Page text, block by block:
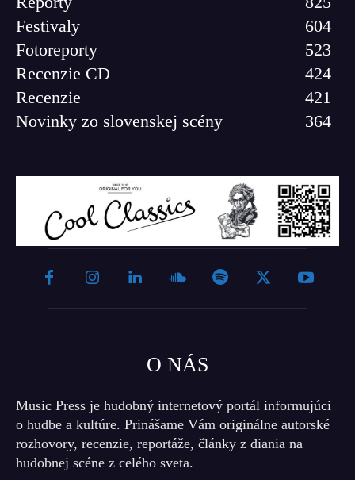
Festivaly
604
Fotoreporty
523
Recenzie CD
424
Recenzie
421
Novinky zo slovenskej scény
364
O NÁS
Music Press je hudobný internetový portál informujúci
o hudbe a kultúre. Prinášame Vám originálne autorské
rozhovory, recenzie, reportáže, články z diania na
hudobnej scéne z celého sveta.